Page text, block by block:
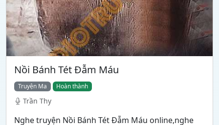
Nồi Bánh Tét Đẫm Máu
Truyện Ma Hoàn thành
Trần Thy
Nghe truyện Nồi Bánh Tét Đẫm Máu online,nghe